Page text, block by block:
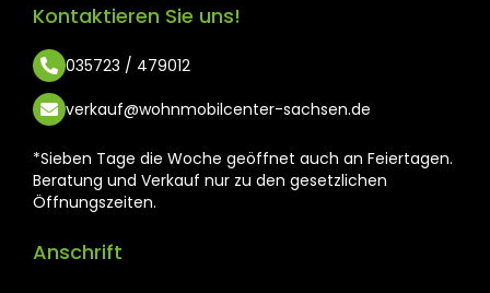
Kontaktieren Sie uns!
035723 / 479012
verkauf@wohnmobilcenter-sachsen.de
*Sieben Tage die Woche geöffnet auch an Feiertagen.
Beratung und Verkauf nur zu den gesetzlichen
Öffnungszeiten.
Anschrift